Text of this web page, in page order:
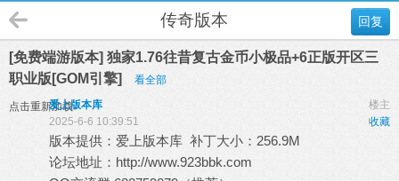
回复
传奇版本
[免费端游版本] 独家1.76往昔复古金币小极品+6正版开区三
职业版[GOM引擎]
看全部
点击重新加载 楼主
爱上版本库
收藏
2025-6-6 10:39:51
版本提供： 爱上版本库 补丁大小：256.9M
论坛地址： http://www.923bbk.com